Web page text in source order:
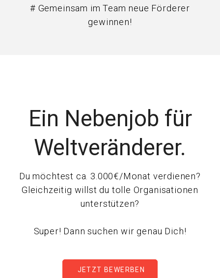
# Gemeinsam im Team neue Förderer
gewinnen!
Ein Nebenjob für
Weltveränderer.
Du möchtest ca. 3.000€/Monat verdienen?
Gleichzeitig willst du tolle Organisationen
unterstützen?
Super! Dann suchen wir genau Dich!
JETZT BEWERBEN